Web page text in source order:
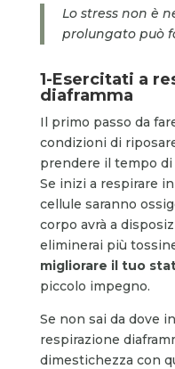
Lo stress non è
prolungato può
1-Esercitati a
diaframma
Il primo passo da
condizioni di
prendere il tempo di
Se inizi a respirare
cellule saranno
corpo avrà a
eliminerai più
migliorare il tuo
piccolo impegno.
Se non sai da dove
respirazione
dimestichezza con